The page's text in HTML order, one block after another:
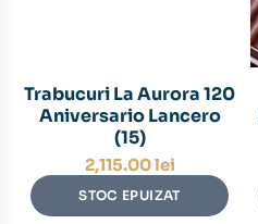
Trabucuri La Aurora 120
Aniversario Lancero
(15)
2,115.00lei
STOC EPUIZAT